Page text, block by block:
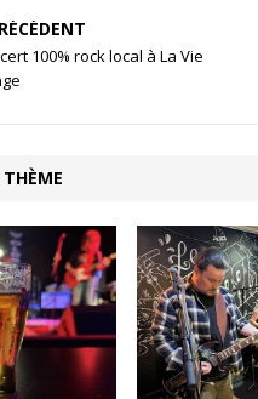
100% rock local à La Vie